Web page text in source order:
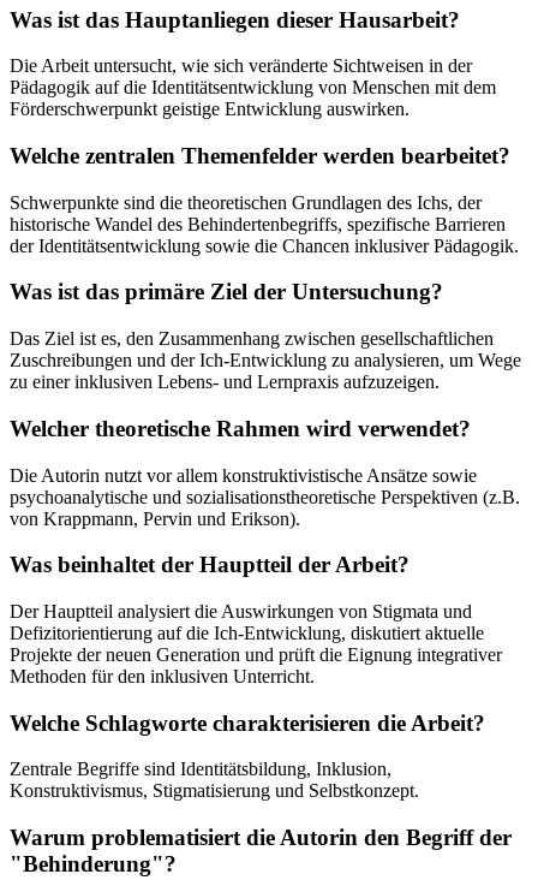
Was ist das Hauptanliegen dieser Hausarbeit?
Die Arbeit untersucht, wie sich veränderte Sichtweisen in der
Pädagogik auf die Identitätsentwicklung von Menschen mit dem
Förderschwerpunkt geistige Entwicklung auswirken.
Welche zentralen Themenfelder werden bearbeitet?
Schwerpunkte sind die theoretischen Grundlagen des Ichs, der
historische Wandel des Behindertenbegriffs, spezifische Barrieren
der Identitätsentwicklung sowie die Chancen inklusiver Pädagogik.
Was ist das primäre Ziel der Untersuchung?
Das Ziel ist es, den Zusammenhang zwischen gesellschaftlichen
Zuschreibungen und der Ich-Entwicklung zu analysieren, um Wege
zu einer inklusiven Lebens- und Lernpraxis aufzuzeigen.
Welcher theoretische Rahmen wird verwendet?
Die Autorin nutzt vor allem konstruktivistische Ansätze sowie
psychoanalytische und sozialisationstheoretische Perspektiven (z.B.
von Krappmann, Pervin und Erikson).
Was beinhaltet der Hauptteil der Arbeit?
Der Hauptteil analysiert die Auswirkungen von Stigmata und
Defizitorientierung auf die Ich-Entwicklung, diskutiert aktuelle
Projekte der neuen Generation und prüft die Eignung integrativer
Methoden für den inklusiven Unterricht.
Welche Schlagworte charakterisieren die Arbeit?
Zentrale Begriffe sind Identitätsbildung, Inklusion,
Konstruktivismus, Stigmatisierung und Selbstkonzept.
Warum problematisiert die Autorin den Begriff der
"Behinderung"?